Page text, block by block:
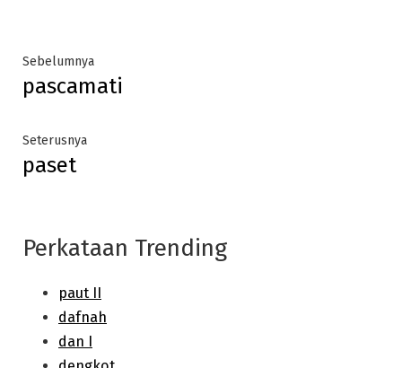
Post
navigation
SebelumnyaPrevious
post:
pascamati
SeterusnyaNext
paset
Perkataan Trending